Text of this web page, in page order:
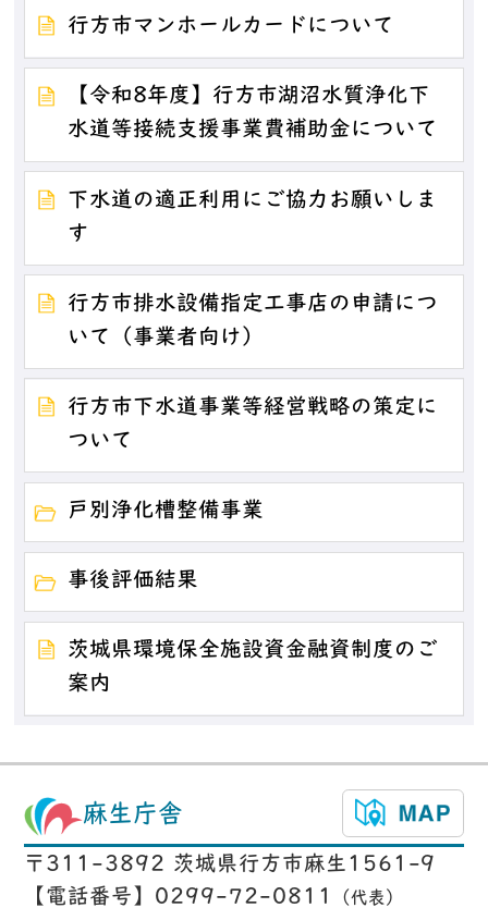
行方市マンホールカードについて
【令和8年度】行方市湖沼水質浄化下
水道等接続支援事業費補助金について
下水道の適正利用にご協力お願いしま
す
行方市排水設備指定工事店の申請につ
いて（事業者向け）
行方市下水道事業等経営戦略の策定に
ついて
戸別浄化槽整備事業
事後評価結果
茨城県環境保全施設資金融資制度のご
案内
麻生庁舎
〒311-3892 茨城県行方市麻生1561-9
【電話番号】0299-72-0811
（代表）